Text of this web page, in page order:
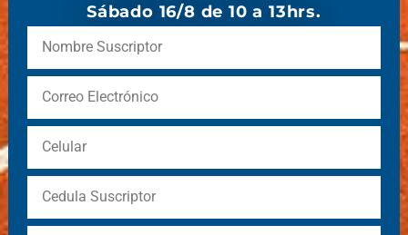
Sábado 16/8 de 10 a 13hrs.